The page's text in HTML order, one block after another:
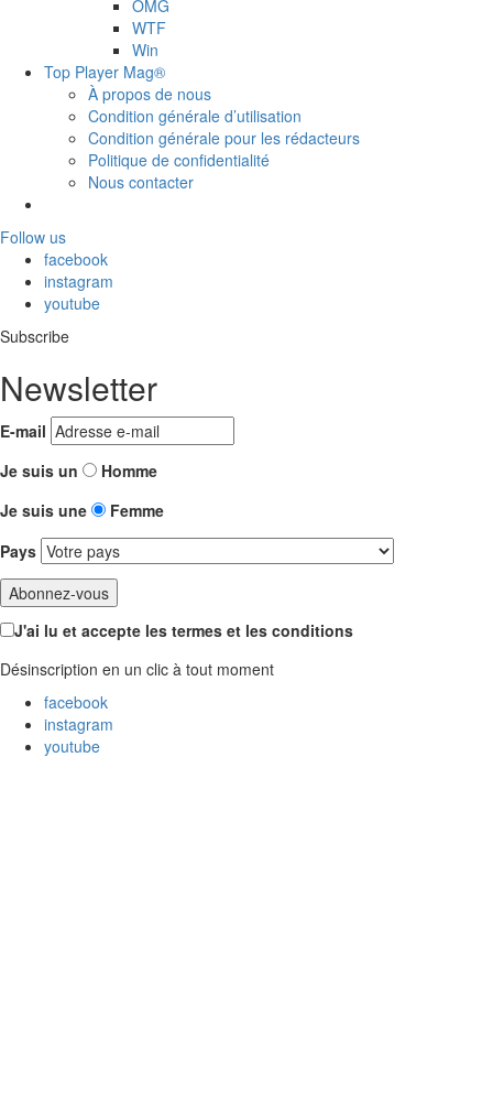
OMG
WTF
Win
Top Player Mag®
À propos de nous
Condition générale d’utilisation
Condition générale pour les rédacteurs
Politique de confidentialité
Nous contacter
Follow us
facebook
instagram
youtube
Subscribe
Newsletter
E-mail
Je suis un
Homme
Je suis une
Femme
Pays
J'ai lu et accepte les termes et les conditions
Désinscription en un clic à tout moment
facebook
instagram
youtube